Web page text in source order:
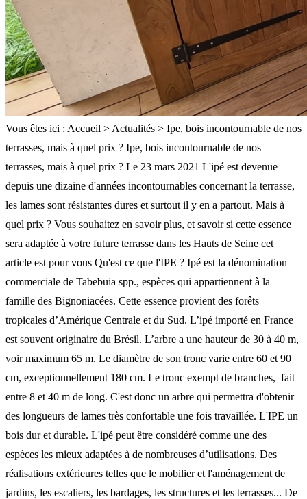
Vous êtes ici : Accueil > Actualités > Ipe, bois incontournable de nos
terrasses, mais à quel prix ? Ipe, bois incontournable de nos
terrasses, mais à quel prix ? Le 23 mars 2021 L'ipé est devenue
depuis une dizaine d'années incontournables concernant la terrasse,
les lames sont résistantes dures et surtout il y en a partout. Mais à
quel prix ? Vous souhaitez en savoir plus, et savoir si cette essence
sera adaptée à votre future terrasse dans les Hauts de Seine cet
article est pour vous Qu'est ce que l'IPE ? Ipé est la dénomination
commerciale de Tabebuia spp., espèces qui appartiennent à la
famille des Bignoniacées. Cette essence provient des forêts
tropicales d’Amérique Centrale et du Sud. L’ipé importé en France
est souvent originaire du Brésil. L’arbre a une hauteur de 30 à 40 m,
voir maximum 65 m. Le diamètre de son tronc varie entre 60 et 90
cm, exceptionnellement 180 cm. Le tronc exempt de branches, fait
entre 8 et 40 m de long. C'est donc un arbre qui permettra d'obtenir
des longueurs de lames très confortable une fois travaillée. L'IPE un
bois dur et durable. L'ipé peut être considéré comme une des
espèces les mieux adaptées à de nombreuses d’utilisations. Des
réalisations extérieures telles que le mobilier et l'aménagement de
jardins, les escaliers, les bardages, les structures et les terrasses... De